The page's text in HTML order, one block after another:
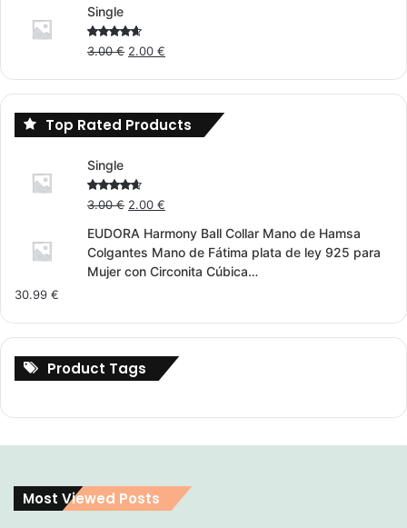
Single
Rated
out
3.00€ Original
2.00 €
Top Rated Products
Single
Rated
out
of 5
3.00€ Original
was:
3.00 €.
2.00 €
is:
2.00 €.
EUDORA Harmony Ball Collar Mano de Hamsa
Colgantes Mano de Fátima plata de ley 925 para
Mujer con Circonita Cúbica…
30.99 €
Product Tags
Most Viewed Posts